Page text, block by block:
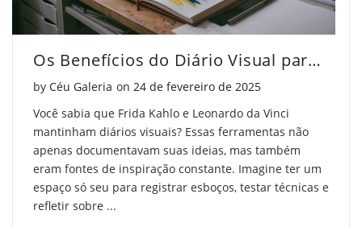
Os Benefícios do Diário Visual para Artistas
by Céu Galeria on Posted on
24 de fevereiro de 2025
Você sabia que Frida Kahlo e Leonardo da Vinci
mantinham diários visuais? Essas ferramentas não
apenas documentavam suas ideias, mas também
eram fontes de inspiração constante. Imagine ter um
espaço só seu para registrar esboços, testar técnicas e
refletir sobre ...